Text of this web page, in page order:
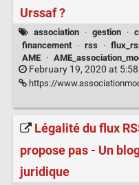
Urssaf ?
association · gestion ·
financement
· rss ·
AME
·
February 19, 2020 at
https://www.associationmodeemploi.fr/article/tous-
Légalité du flux
propose pas - Un
juridique